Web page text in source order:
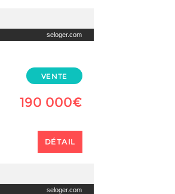
seloger.com
VENTE
190 000€
DÉTAIL
seloger.com